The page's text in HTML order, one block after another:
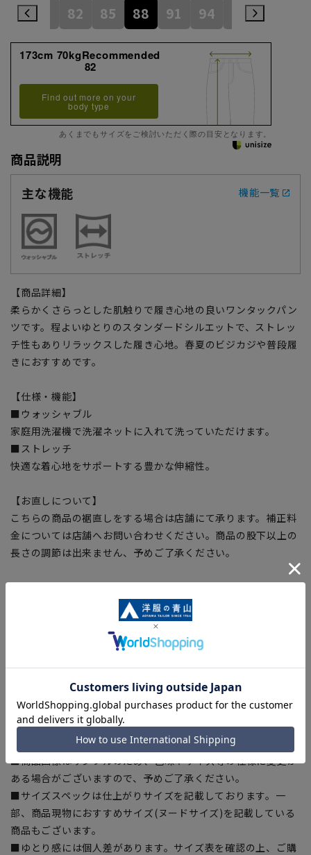
79 82 85 88 91 94 97
173cm 70kgRecommended
82
Find out more on your
body type
あくまでもサイズをご検討いただく際の目安となります。
商品説明
主な機能
機能一覧
【商品詳細】
柔らかくさらっとした肌触りで履き心地の良いワンタックパン
ツです。程よいゆとりのスタンダードシルエットで、ストレッ
チ性もありリラックスした履き心地。春夏のビジカジや普段履
きにおすすめです。
【仕様・機能】
■ウォッシャブル
家庭用洗濯機で洗濯ネットに入れて洗っていただけます。
■ストレッチ
快適な着心地をサポートする豊かな伸縮性。
【お直しについて】
こちらの商品の裾直しをする場合は店舗にて承ります。補正料
金については店舗へお問い合わせください。商品の股下以上の
長さの調節は出来ません、予めご了承ください。
【サイズスペック】
[79]ウエスト:79cm 股上:25cm 股下:73cm 渡り幅:33.4cm
[82]ウエスト:82cm 股上:25.5cm 股下:73cm 渡り幅:34.3cm
[85]ウエスト:85cm 股上:26cm 股下:73cm 渡り幅:35.2cm
[94]ウエスト:94cm 股上:27.5cm 股下:76cm 渡り幅:37.9cm
[97]ウエスト:97cm 股上:28cm 股下:76cm 渡り幅:38.8cm
【商品に関するご注意】
■商品画像はサンプルのため、色味やサイズ等の仕様に変更が
ある場合がございますので、予めご了承ください。
■サイズスペックは仕上がりサイズを記載しております。一
部、商品現物におすすめサイズ(ヌードサイズ)を記載している
商品もございます。
■ゆとり感には個人差があります。サイズ表を確認の上、ご購